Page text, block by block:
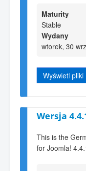
Maturity
Stable
Wydany
wtorek, 30
Wyświetl pliki
Wersja
This is the
for Joomla!